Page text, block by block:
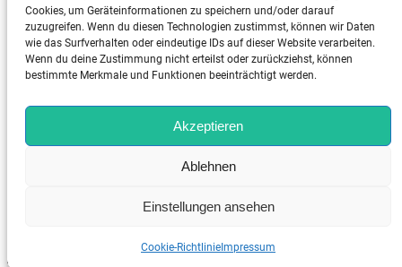
Cookies, um Geräteinformationen zu speichern und/oder darauf
zuzugreifen. Wenn du diesen Technologien zustimmst, können wir Daten
wie das Surfverhalten oder eindeutige IDs auf dieser Website verarbeiten.
Wenn du deine Zustimmung nicht erteilst oder zurückziehst, können
bestimmte Merkmale und Funktionen beeinträchtigt werden.
Akzeptieren
Ablehnen
Einstellungen ansehen
Cookie-Richtlinie Impressum
Smart Home Automatisierung Smart Home Blog
Smart Home Update Sprachsteuerung Timer
Tuya ViCare Viessmann Wetterdaten Zigbee
2025. Alle Rechte vorbehalten. |